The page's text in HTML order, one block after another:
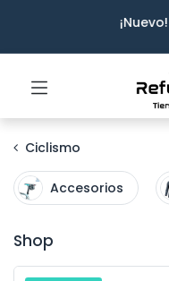
¡Nuevo!
Ciclismo
Accesorios
Shop